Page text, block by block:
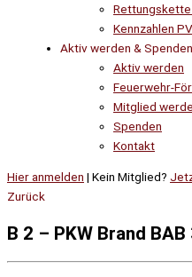
Kennzahlen
Aktiv werden & Spenden
Aktiv werden
Feuerwehr-
Mitglied
Spenden
Kontakt
Hier anmelden | Kein Mitglied?
Zurück
B 2 – PKW Brand BAB